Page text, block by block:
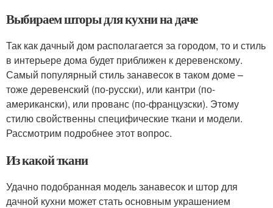
Выбираем шторы для кухни на даче
Так как дачный дом располагается за городом, то и стиль
в интерьере дома будет приближен к деревенскому.
Самый популярный стиль занавесок в таком доме –
тоже деревенский (по-русски), или кантри (по-
американски), или прованс (по-французски). Этому
стилю свойственны специфические ткани и модели.
Рассмотрим подробнее этот вопрос.
Из какой ткани
Удачно подобранная модель занавесок и штор для
дачной кухни может стать основным украшением